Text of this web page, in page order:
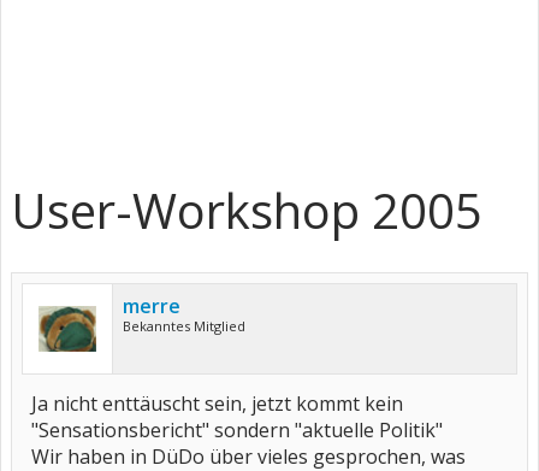
User-Workshop 2005
merre
Bekanntes Mitglied
Ja nicht enttäuscht sein, jetzt kommt kein
"Sensationsbericht" sondern "aktuelle Politik"
Wir haben in DüDo über vieles gesprochen, was